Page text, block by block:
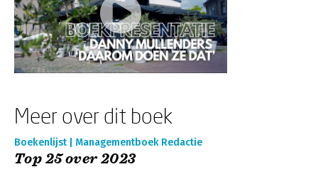
Meer over dit boek
Boekenlijst | Managementboek Redactie
Top 25 over 2023